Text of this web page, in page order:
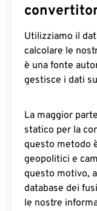
Utilizziamo il
calcolare le
è una fonte
gestisce i dati
La maggior
statico per la
questo metodo
geopolitici e
questo motivo,
database dei
le nostre